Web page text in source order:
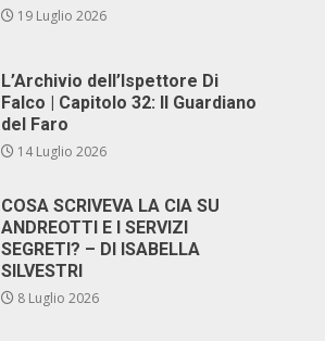
19 Luglio 2026
L’Archivio dell’Ispettore Di
Falco | Capitolo 32: Il Guardiano
del Faro
14 Luglio 2026
COSA SCRIVEVA LA CIA SU
ANDREOTTI E I SERVIZI
SEGRETI? – DI ISABELLA
SILVESTRI
8 Luglio 2026